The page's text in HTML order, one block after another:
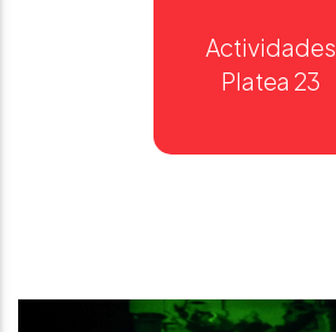
Actividades
Platea 23